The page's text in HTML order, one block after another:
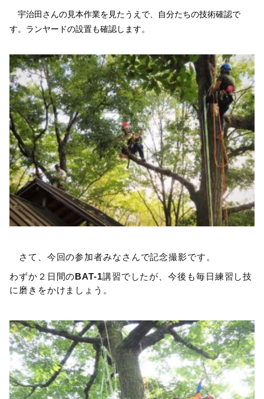
宇治田さんの見本作業を見たうえで、自分たちの技術確認で
す。ランヤードの設置も確認します。
さて、今回の参加者みなさんで記念撮影です。
わずか２日間のBAT-1講習でしたが、今後も毎日練習し技
に磨きをかけましょう。